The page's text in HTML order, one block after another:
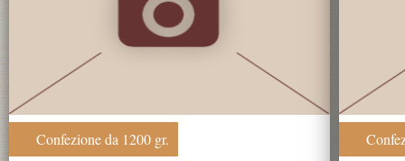
Confezione da 1200 gr.